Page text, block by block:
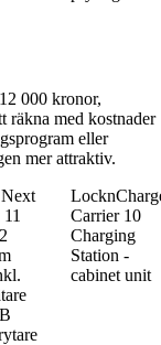
000 kronor,
räkna med kostnader
eller
mer attraktiv.
Carrier 10
Charging
Station -
cabinet unit